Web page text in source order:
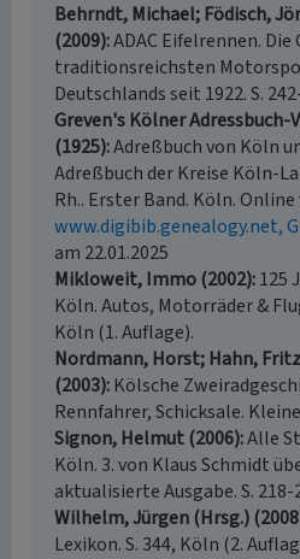
Behrndt, Michael; Födisch,
(2009) ADAC Eifelrennen.
traditionsreichsten
Deutschlands seit 1922. S.
Greven's Kölner Adressbuch-
(1925) Adreßbuch von Köln
Adreßbuch der Kreise Köln-
Rh.. Erster Band. Köln.
www.digibib.genealogy.net,
am 22.01.2025
Mikloweit, Immo (2002) 125
Köln. Autos, Motorräder &
Köln (1. Auflage).
Nordmann, Horst; Hahn,
(2003) Kölsche
Rennfahrer, Schicksale.
Signon, Helmut (2006) Alle
Köln. 3. von Klaus Schmidt
aktualisierte Ausgabe. S. 218-
Wilhelm, Jürgen (Hrsg.)
Lexikon. S. 344, Köln (2.